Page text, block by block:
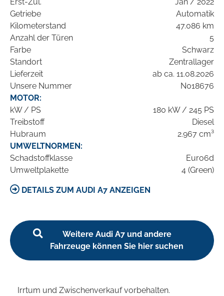
Getriebe
Automatik
Kilometerstand
47.086 km
Anzahl der Türen
5
Farbe
Schwarz
Standort
Zentrallager
Lieferzeit
ab ca. 11.08.2026
Unsere Nummer
N018676
MOTOR:
kW / PS
180 kW / 245 PS
Treibstoff
Diesel
Hubraum
2.967 cm³
UMWELTNORMEN:
Schadstoffklasse
Euro6d
Umweltplakette
4 (Green)
DETAILS ZUM AUDI A7 ANZEIGEN
Weitere Audi A7 und andere
Fahrzeuge können Sie hier suchen
Irrtum und Zwischenverkauf vorbehalten.